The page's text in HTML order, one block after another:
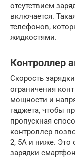
отсутствием
включается.
телефонов,
жидкостями.
Контроллер
Скорость
ограничения
мощности и
гаджета, чтобы
пропускная
контроллер
2, 5А и ниже. Это
зарядки